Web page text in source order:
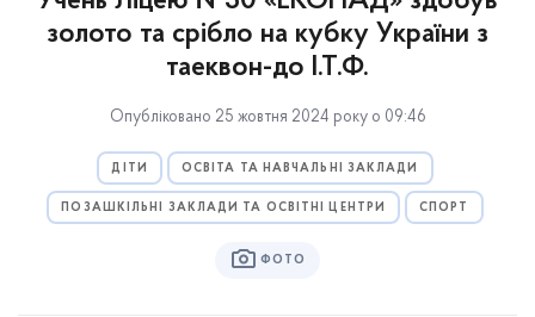
золото та срібло на кубку України з
таеквон-до І.Т.Ф.
Опубліковано 25 жовтня 2024 року о 09:46
ДІТИ ОСВІТА ТА НАВЧАЛЬНІ ЗАКЛАДИ
ПОЗАШКІЛЬНІ ЗАКЛАДИ ТА ОСВІТНІ ЦЕНТРИ СПОРТ
ФОТО